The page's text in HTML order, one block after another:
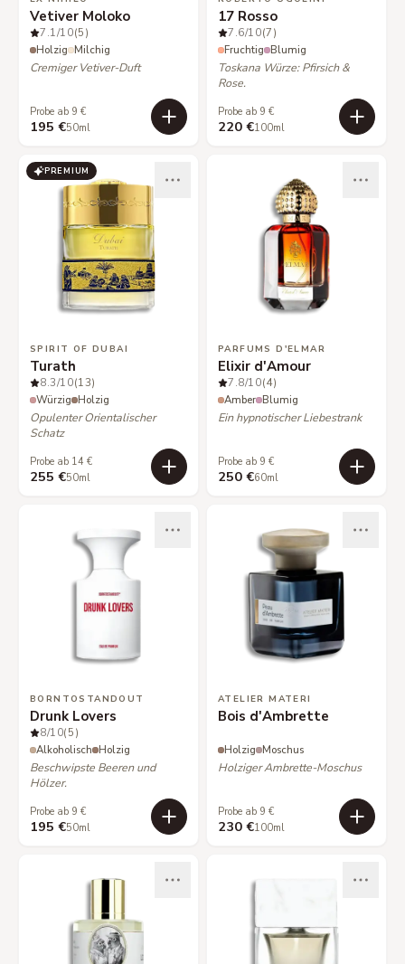
Vetiver Moloko
7.1/10(5)
Holzig Milchig
Cremiger Vetiver-Duft
Probe ab 9 €
195 €50ml
17 Rosso
7.6/10(7)
Fruchtig Blumig
Toskana Würze: Pfirsich &
Rose.
Probe ab 9 €
220 €100ml
PREMIUM
SPIRIT OF DUBAI
Turath
8.3/10(13)
Würzig Holzig
Opulenter Orientalischer
Schatz
Probe ab 14 €
255 €50ml
PARFUMS D'ELMAR
Elixir d'Amour
7.8/10(4)
Amber Blumig
Ein hypnotischer Liebestrank
Probe ab 9 €
250 €60ml
BORNTOSTANDOUT
Drunk Lovers
8/10(5)
Alkoholisch Holzig
Beschwipste Beeren und
Hölzer.
Probe ab 9 €
195 €50ml
ATELIER MATERI
Bois d'Ambrette
Holzig Moschus
Holziger Ambrette-Moschus
Probe ab 9 €
230 €100ml